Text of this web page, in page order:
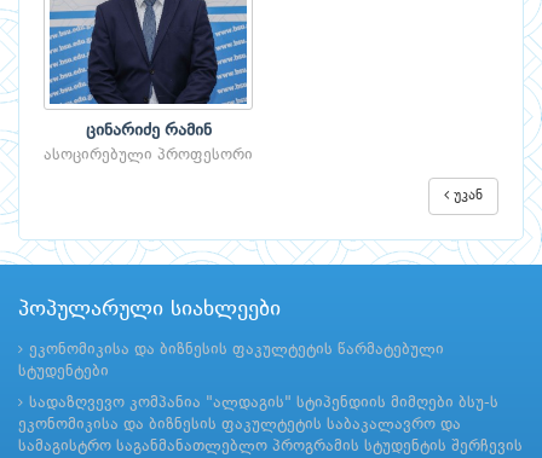
ცინარიძე რამინ
ასოცირებული პროფესორი
უკან
პოპულარული სიახლეები
ეკონომიკისა და ბიზნესის ფაკულტეტის წარმატებული
სტუდენტები
სადაზღვევო კომპანია "ალდაგის" სტიპენდიის მიმღები ბსუ-ს
ეკონომიკისა და ბიზნესის ფაკულტეტის საბაკალავრო და
სამაგისტრო საგანმანათლებლო პროგრამის სტუდენტის შერჩევის